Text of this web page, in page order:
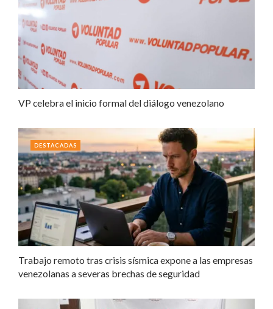
VP celebra el inicio formal del diálogo venezolano
Trabajo remoto tras crisis sísmica expone a las empresas
venezolanas a severas brechas de seguridad
DESTACADAS